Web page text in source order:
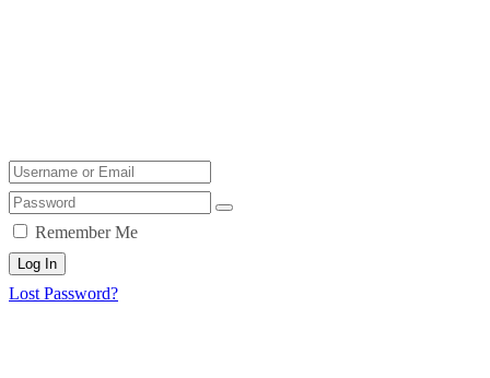
Remember Me
Log In
Lost Password?